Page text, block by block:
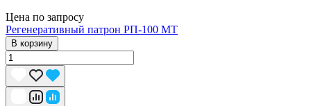
Цена по запросу
Регенеративный патрон РП-100 МТ
В корзину